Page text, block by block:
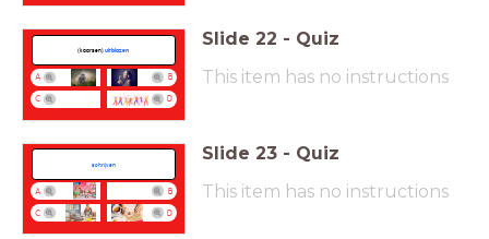
(kaarsen)uitblazen
A B
C D
Slide 22 - Quiz
This item has no instructions
schrijven
A B
C D
Slide 23 - Quiz
This item has no instructions